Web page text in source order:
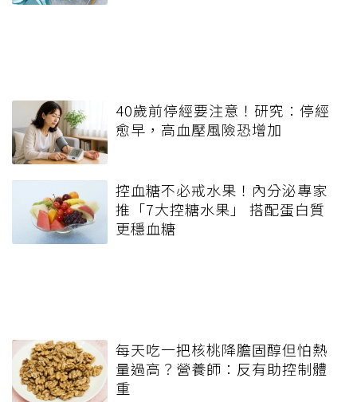
40歲前停經要注意！研究：停經
愈早，高血壓風險恐增加
控血糖不必戒水果！內分泌專家
推「7大控糖水果」 搭配蛋白質
更穩血糖
每天吃一把核桃降膽固醇但怕熱
量過高？營養師：反有助控制體
重